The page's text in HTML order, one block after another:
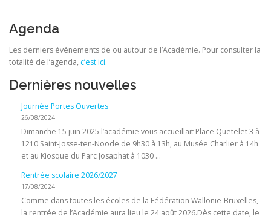
Agenda
Les derniers événements de ou autour de l’Académie. Pour consulter la
totalité de l’agenda, c’est ici.
Dernières nouvelles
Journée Portes Ouvertes
26/08/2024
Dimanche 15 juin 2025 l’académie vous accueillait Place Quetelet 3 à
1210 Saint-Josse-ten-Noode de 9h30 à 13h, au Musée Charlier à 14h
et au Kiosque du Parc Josaphat à 1030 …
Rentrée scolaire 2026/2027
17/08/2024
Comme dans toutes les écoles de la Fédération Wallonie-Bruxelles,
la rentrée de l’Académie aura lieu le 24 août 2026.Dès cette date, le